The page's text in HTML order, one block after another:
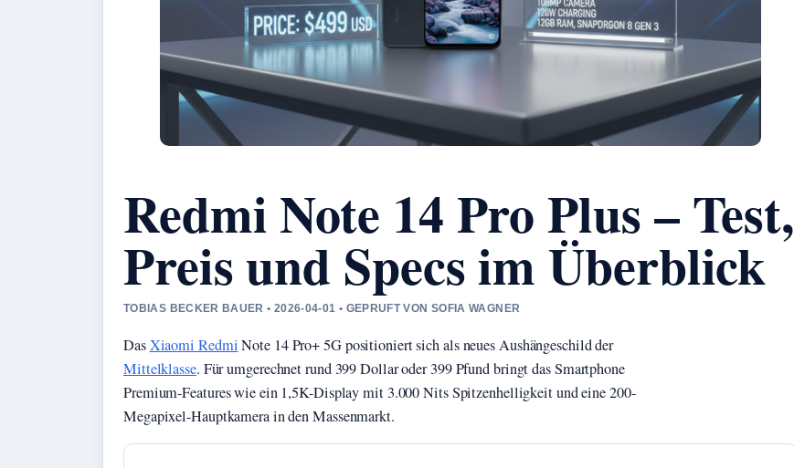
Redmi Note 14 Pro Plus – Test,
Preis und Specs im Überblick
TOBIAS BECKER BAUER • 2026-04-01 • GEPRUFT VON SOFIA WAGNER
DasXiaomi RedmiNote 14 Pro+ 5G positioniert sich als neues Aushängeschild der
Mittelklasse. Für umgerechnet rund 399 Dollar oder 399 Pfund bringt das Smartphone
Premium-Features wie ein 1,5K-Display mit 3.000 Nits Spitzenhelligkeit und eine 200-
Megapixel-Hauptkamera in den Massenmarkt.